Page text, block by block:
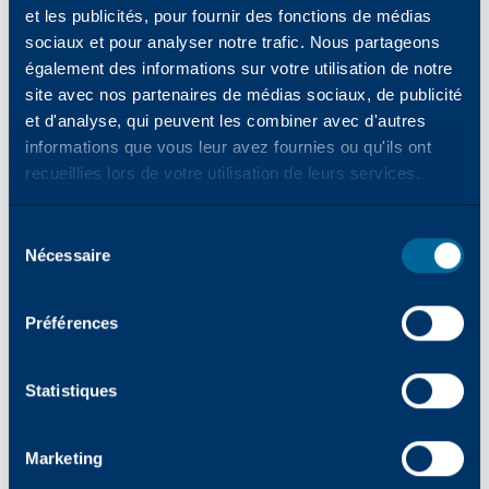
et les publicités, pour fournir des fonctions de médias
sociaux et pour analyser notre trafic. Nous partageons
également des informations sur votre utilisation de notre
site avec nos partenaires de médias sociaux, de publicité
et d'analyse, qui peuvent les combiner avec d'autres
informations que vous leur avez fournies ou qu'ils ont
recueillies lors de votre utilisation de leurs services.
desNécessaire
Préférences
Statistiques
Marketing
d'expérience, NDD a développé son modèle
d'affaires basé sur le développement de
plateformes pour la gestion et
l'automatisation dans trois domaines clés :
les appareils, la conformité fiscale et la
logistique. Avec des clients dans 42 pays,
NDD a des bureaux au Brésil, en Espagne et
entreprises. Plus d'informations sur
Basée à Minneapolis, Minnesota, États-
principaux fournisseurs mondiaux de
produits et de services pour les